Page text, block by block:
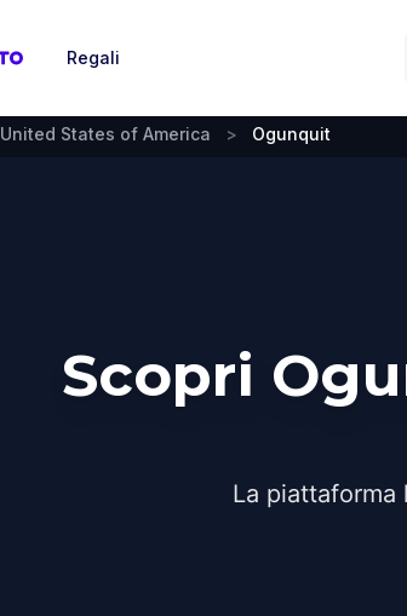
Regali
United States of America > Ogunquit
Scopri
La